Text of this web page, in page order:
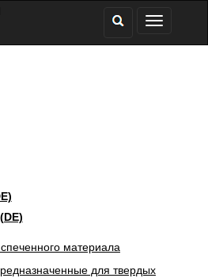
материала
для твердых